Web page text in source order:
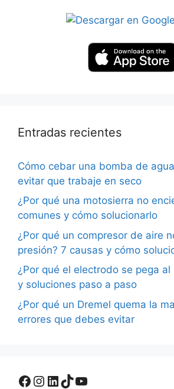
Entradas recientes
Cómo cebar una bomba de
evitar que trabaje en seco
¿Por qué una motosierra no
comunes y cómo solucionarlo
¿Por qué un compresor de aire
presión? 7 causas y cómo
¿Por qué el electrodo se pega al
y soluciones paso a paso
¿Por qué un Dremel quema la
errores que debes evitar
Facebook
Instagram
LinkedIn
TikTok
YouTube